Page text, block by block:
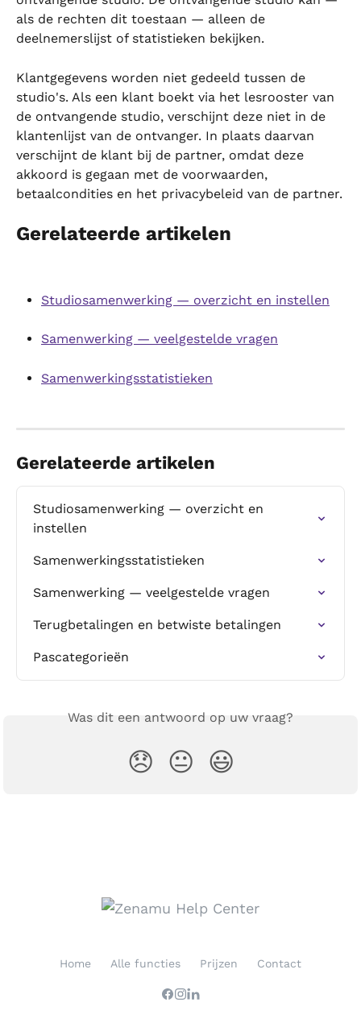
als de rechten dit toestaan — alleen de
deelnemerslijst of statistieken bekijken.
Klantgegevens worden niet gedeeld tussen de
studio's. Als een klant boekt via het lesrooster van
de ontvangende studio, verschijnt deze niet in de
klantenlijst van de ontvanger. In plaats daarvan
verschijnt de klant bij de partner, omdat deze
akkoord is gegaan met de voorwaarden,
betaalcondities en het privacybeleid van de partner.
Gerelateerde artikelen
Studiosamenwerking — overzicht en instellen
Samenwerking — veelgestelde vragen
Samenwerkingsstatistieken
Gerelateerde artikelen
Studiosamenwerking — overzicht en
instellen
Samenwerkingsstatistieken
Samenwerking — veelgestelde vragen
Terugbetalingen en betwiste betalingen
Pascategorieën
Was dit een antwoord op uw vraag?
😞 😐 😃
Home Alle functies Prijzen Contact